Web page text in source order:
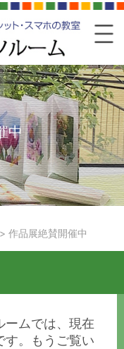
中
> 作品展絶賛開催中
ームでは、現在
す。もうご覧い